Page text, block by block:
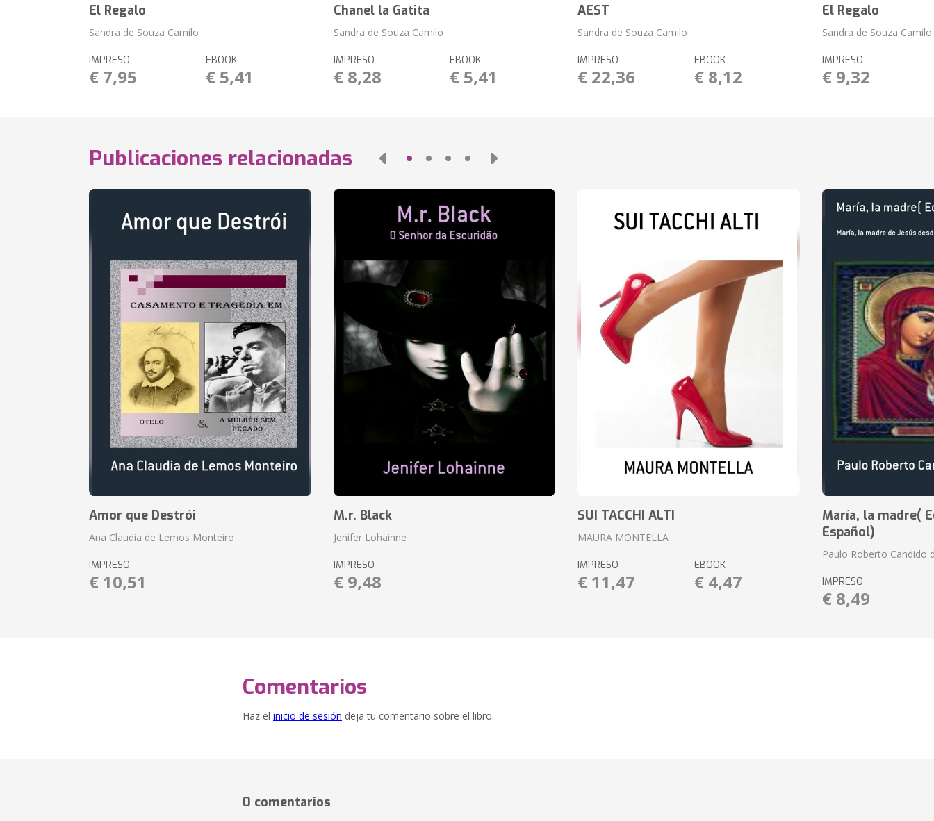
El Regalo
Sandra de Souza Camilo
IMPRESO
€ 7,95
EBOOK
€ 5,41
Chanel la Gatita
Sandra de Souza Camilo
IMPRESO
€ 8,28
EBOOK
€ 5,41
AEST
Sandra de Souza Camilo
IMPRESO
€ 22,36
EBOOK
€ 8,12
El Regalo
Sandra de Souza Camilo
IMPRESO
€ 9,32
Publicaciones relacionadas
Amor que Destrói
Ana Claudia de Lemos Monteiro
IMPRESO
€ 10,51
M.r. Black
Jenifer Lohainne
IMPRESO
€ 9,48
SUI TACCHI ALTI
MAURA MONTELLA
IMPRESO
€ 11,47
EBOOK
€ 4,47
María, la madre(
Español)
Paulo Roberto Candido
IMPRESO
€ 8,49
Comentarios
Haz el inicio de sesión deja tu comentario sobre el libro.
0 comentarios